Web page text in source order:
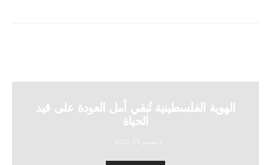
الهوية الفلسطينية تُبقي أمل العودة على قيد
الحياة